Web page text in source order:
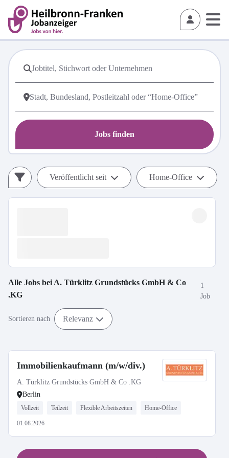
Jobs finden
Veröffentlicht seit Home-Office
Alle Jobs bei A. Türklitz Grundstücks GmbH & Co
.KG
1
Job
Sortieren nach Relevanz
Immobilienkaufmann (m/w/div.)
A. Türklitz Grundstücks GmbH & Co .KG
Berlin
Vollzeit Teilzeit Flexible Arbeitszeiten Home-Office
01.08.2026